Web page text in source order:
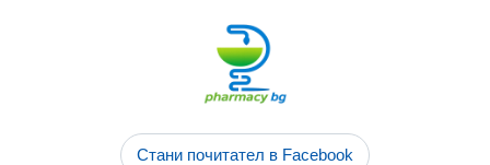
Стани почитател в Facebook